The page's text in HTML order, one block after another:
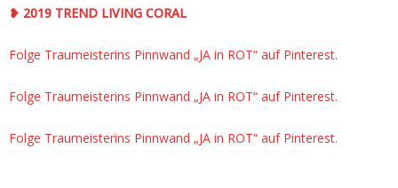
❥ 2019 TREND LIVING CORAL
Folge Traumeisterins Pinnwand „JA in ROT“ auf Pinterest.
Folge Traumeisterins Pinnwand „JA in ROT“ auf Pinterest.
Folge Traumeisterins Pinnwand „JA in ROT“ auf Pinterest.